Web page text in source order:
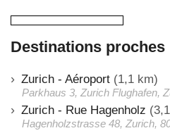
Destinations proches
Zurich - Aéroport (1,1 km)
Parkhaus 3, Zurich Flughafen,
Zurich - Rue Hagenholz
Hagenholzstrasse 48, Zurich,